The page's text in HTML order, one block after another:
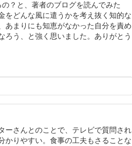
？と、著者のブログを読んでみた
をどんな風に遣うかを考え抜く知的な
あまりにも知恵がなかった自分を責め
ろう、と強く思いました。ありがとう
ーさんとのことで、テレビで質問され
かりやすい。食事の工夫もさることな